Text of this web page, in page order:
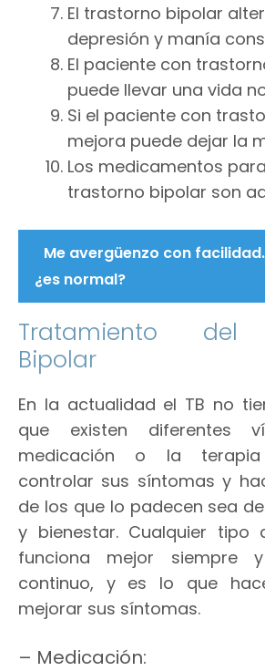
El trastorno bipolar
depresión y manía
El paciente con
puede llevar una vida
Si el paciente con
mejora puede dejar la
Los medicamentos
trastorno bipolar son
Me avergüenzo con
¿es normal?
Tratamiento del
Bipolar
En la actualidad el TB no
que existen diferentes
medicación o la
controlar sus síntomas y
de los que lo padecen sea
y bienestar. Cualquier tipo
funciona mejor siempre
continuo, y es lo que
mejorar sus síntomas.
– Medicación: